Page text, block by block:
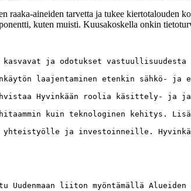
raaka-aineiden tarvetta ja tukee kiertotalouden
kuten muisti. Kuusakoskella onkin
ja odotukset
laajentaminen etenkin
Hyvinkään roolia käsittely-
kuin teknologinen kehitys.
yhteistyölle ja investoinneille.
Uudenmaan liiton myöntämällä